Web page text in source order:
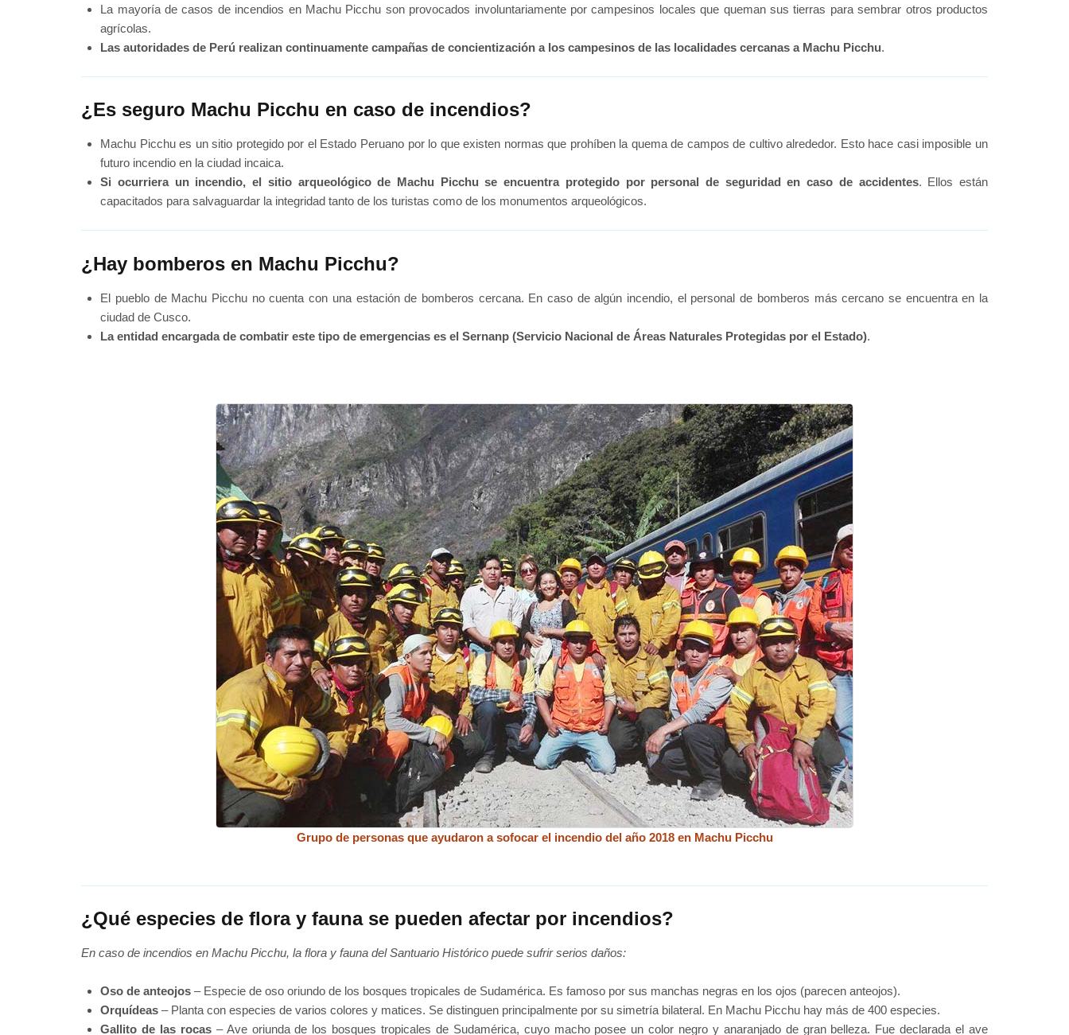
La mayoría de casos de incendios en Machu Picchu son provocados involuntariamente por campesinos locales que queman sus tierras para sembrar otros productos
agrícolas.
Las autoridades de Perú realizan continuamente campañas de concientización a los campesinos de las localidades cercanas a Machu Picchu.
¿Es seguro Machu Picchu en caso de incendios?
Machu Picchu es un sitio protegido por el Estado Peruano por lo que existen normas que prohíben la quema de campos de cultivo alrededor. Esto hace casi imposible un
futuro incendio en la ciudad incaica.
Si ocurriera un incendio, el sitio arqueológico de Machu Picchu se encuentra protegido por personal de seguridad en caso de accidentes. Ellos están
capacitados para salvaguardar la integridad tanto de los turistas como de los monumentos arqueológicos.
¿Hay bomberos en Machu Picchu?
El pueblo de Machu Picchu no cuenta con una estación de bomberos cercana. En caso de algún incendio, el personal de bomberos más cercano se encuentra en la
ciudad de Cusco.
La entidad encargada de combatir este tipo de emergencias es el Sernanp (Servicio Nacional de Áreas Naturales Protegidas por el Estado).
Grupo de personas que ayudaron a sofocar el incendio del año 2018 en Machu Picchu
¿Qué especies de flora y fauna se pueden afectar por incendios?
En caso de incendios en Machu Picchu, la flora y fauna del Santuario Histórico puede sufrir serios daños:
Oso de anteojos – Especie de oso oriundo de los bosques tropicales de Sudamérica. Es famoso por sus manchas negras en los ojos (parecen anteojos).
Orquídeas – Planta con especies de varios colores y matices. Se distinguen principalmente por su simetría bilateral. En Machu Picchu hay más de 400 especies.
Gallito de las rocas– Ave oriunda de los bosques tropicales de Sudamérica, cuyo macho posee un color negro y anaranjado de gran belleza. Fue declarada el ave